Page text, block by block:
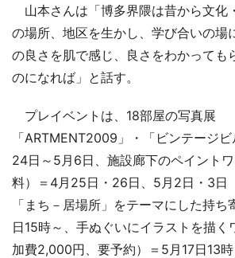
山本さんは「博多界隈は昔から文化
の場所、地区を生かし、学び合いの場
の良さを肌で感じ、良さをわかっても
のになれば」と話す。
プレイベントは、18部屋の写真展
「ARTMENT2009」・「ビンテージ
24日～5月6日、施設廊下のペイント
料）＝4月25日・26日、5月2日・3日
「まち－居場所」をテーマにした持
日15時～、手ぬぐいにイラストを描く
加費2,000円、要予約）＝5月17日13